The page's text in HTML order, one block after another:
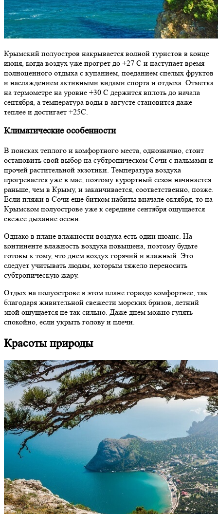
Крымский полуостров накрывается волной туристов в конце
июня, когда воздух уже прогрет до +27 С и наступает время
полноценного отдыха с купанием, поеданием спелых фруктов
и наслаждением активными видами спорта и отдыха. Отметка
на термометре на уровне +30 С держится вплоть до начала
сентября, а температура воды в августе становится даже
теплее и достигает +25С.
Климатические особенности
В поисках теплого и комфортного места, однозначно, стоит
остановить свой выбор на субтропическом Сочи с пальмами и
прочей растительной экзотики. Температура воздуха
прогревается уже в мае, поэтому курортный сезон начинается
раньше, чем в Крыму, и заканчивается, соответственно, позже.
Если пляжи в Сочи еще битком набиты вначале октября, то на
Крымском полуострове уже к середине сентября ощущается
свежее дыхание осени.
Однако в плане влажности воздуха есть один нюанс. На
континенте влажность воздуха повышена, поэтому будьте
готовы к тому, что днем воздух горячий и влажный. Это
следует учитывать людям, которым тяжело переносить
субтропическую жару.
Отдых на полуострове в этом плане гораздо комфортнее, так
благодаря живительной свежести морских бризов, летний
зной ощущается не так сильно. Даже днем можно гулять
спокойно, если укрыть голову и плечи.
Красоты природы